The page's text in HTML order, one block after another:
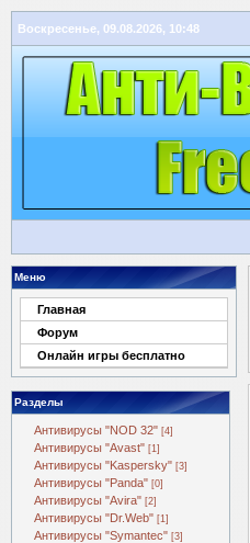
Воскресенье, 09.08.2026, 10:48
Меню
Главная
Форум
Онлайн игры бесплатно
Разделы
Антивирусы "NOD 32" [4]
Антивирусы "Avast" [1]
Антивирусы "Kaspersky" [3]
Антивирусы "Panda" [0]
Антивирусы "Avira" [2]
Антивирусы "Dr.Web" [1]
Антивирусы "Symantec" [3]